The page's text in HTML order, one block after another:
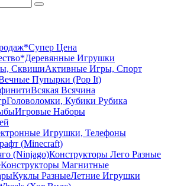
*Супер Цена
*Деревянные Игрушки
СквишиАктивные Игры, Спорт
Пупырки (Pop It)
Всякая Всячина
Головоломки, Кубики Рубика
Игровые Наборы
Игрушки, Телефоны
(Minecraft)
(Ninjago)Конструкторы Лего Разные
Конструкторы Магнитные
Куклы РазныеЛетние Игрушки